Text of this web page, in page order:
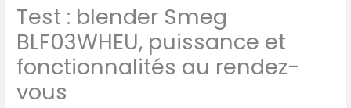
Test : blender Smeg
BLF03WHEU, puissance et
fonctionnalités au rendez-
vous